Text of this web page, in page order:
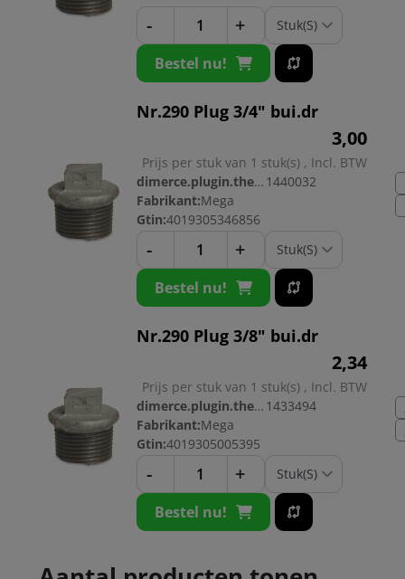
- +
Bestel nu!
Nr.290 Plug 3/4" bui.dr
3,00
Prijs per stuk van 1 stuk(s) , Incl. BTW
dimerce.plugin.theme.productnr: 1440032
Fabrikant:Mega
Gtin:4019305346856
- +
Bestel nu!
Nr.290 Plug 3/8" bui.dr
2,34
Prijs per stuk van 1 stuk(s) , Incl. BTW
dimerce.plugin.theme.productnr: 1433494
Fabrikant:Mega
Gtin:4019305005395
- +
Bestel nu!